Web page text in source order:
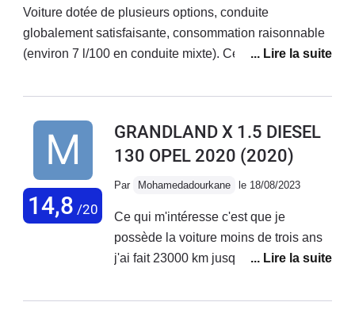
solution...
Voiture dotée de plusieurs options, conduite
globalement satisfaisante, consommation raisonnable
(environ 7 l/100 en conduite mixte). Cependant
très capricieux, espaces de rangement réduits,
récurrent de l'antipollution (retour au concessionnaire
une quinzaine de fois sans que le problème ne soit
réglé!!!).
14,8 /20
GRANDLAND X 1.5 DIESEL
130 OPEL 2020 (2020)
Par Mohamedadourkane le 18/08/2023
Ce qui m'intéresse c'est que je
possède la voiture moins de trois ans
j'ai fait 23000 km jusqu'à maintenant et
le témoin moteur et le défaut de